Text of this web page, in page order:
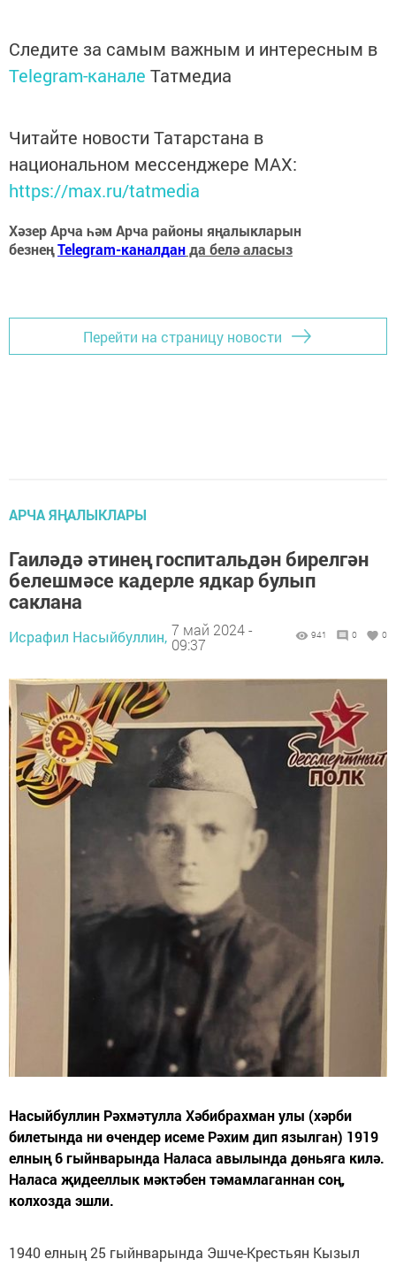
Следите за самым важным и интересным в
Telegram-канале Татмедиа
Читайте новости Татарстана в
национальном мессенджере MАХ:
https://max.ru/tatmedia
Хәзер Арча һәм Арча районы яңалыкларын
безнеңTelegram-каналданда белә аласыз
Перейти на страницу новости
АРЧА ЯҢАЛЫКЛАРЫ
Гаиләдә әтинең госпитальдән бирелгән
белешмәсе кадерле ядкар булып
саклана
Исрафил Насыйбуллин, 7 май 2024 -
09:37
941 0 0
Насыйбуллин Рәхмәтулла Хәбибрахман улы (хәрби
билетында ни өчендер исеме Рәхим дип язылган) 1919
елның 6 гыйнварында Наласа авылында дөньяга килә.
Наласа җидееллык мәктәбен тәмамлаганнан соң,
колхозда эшли.
1940 елның 25 гыйнварында Эшче-Крестьян Кызыл